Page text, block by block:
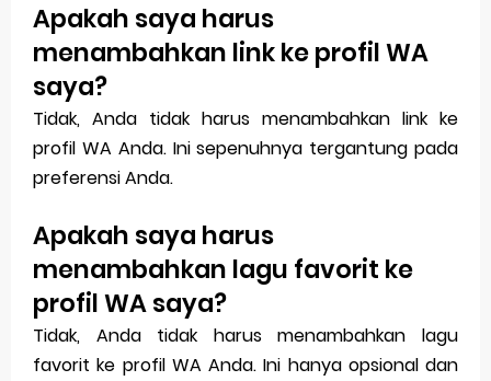
Apakah saya harus
menambahkan link ke profil WA
saya?
Tidak, Anda tidak harus menambahkan link ke
profil WA Anda. Ini sepenuhnya tergantung pada
preferensi Anda.
Apakah saya harus
menambahkan lagu favorit ke
profil WA saya?
Tidak, Anda tidak harus menambahkan lagu
favorit ke profil WA Anda. Ini hanya opsional dan